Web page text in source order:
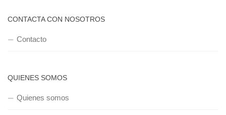
CONTACTA CON NOSOTROS
Contacto
QUIENES SOMOS
Quienes somos